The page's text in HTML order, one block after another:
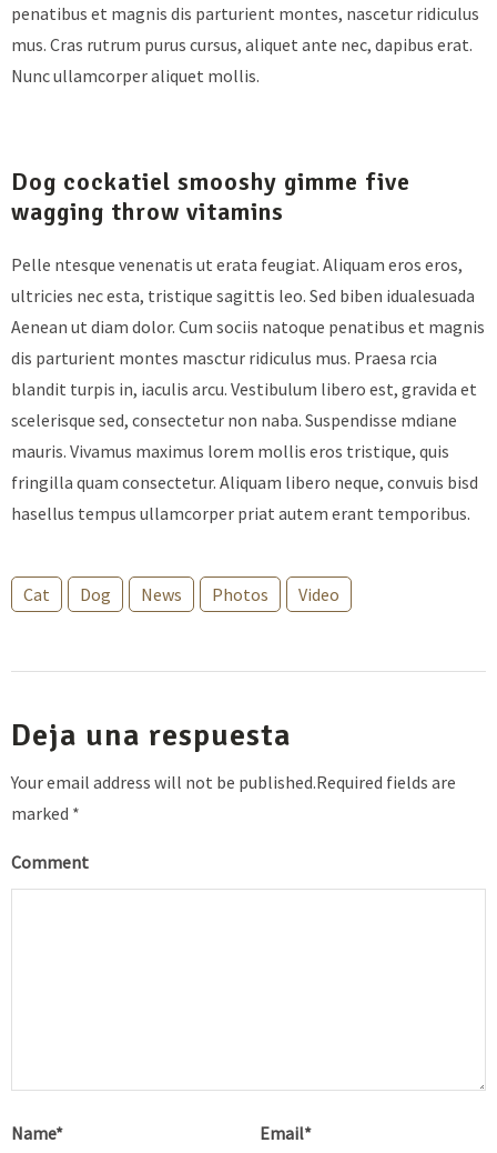
penatibus et magnis dis parturient montes, nascetur ridiculus
mus. Cras rutrum purus cursus, aliquet ante nec, dapibus erat.
Nunc ullamcorper aliquet mollis.
Dog cockatiel smooshy gimme five
wagging throw vitamins
Pelle ntesque venenatis ut erata feugiat. Aliquam eros eros,
ultricies nec esta, tristique sagittis leo. Sed biben idualesuada
Aenean ut diam dolor. Cum sociis natoque penatibus et magnis
dis parturient montes masctur ridiculus mus. Praesa rcia
blandit turpis in, iaculis arcu. Vestibulum libero est, gravida et
scelerisque sed, consectetur non naba. Suspendisse mdiane
mauris. Vivamus maximus lorem mollis eros tristique, quis
fringilla quam consectetur. Aliquam libero neque, convuis bisd
hasellus tempus ullamcorper priat autem erant temporibus.
Cat Dog News Photos Video
Deja una respuesta
Your email address will not be published.Required fields are
marked *
Comment
Name* Email*